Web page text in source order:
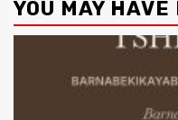
YOU MAY